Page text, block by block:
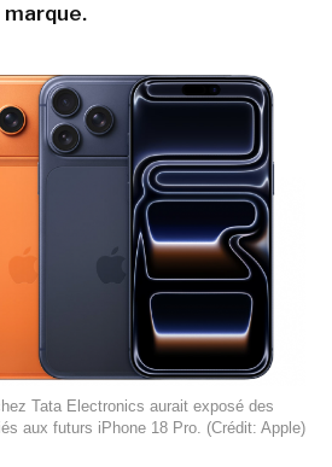
Tata Electronics aurait exposé des
aux futurs iPhone 18 Pro. (Crédit: Apple)